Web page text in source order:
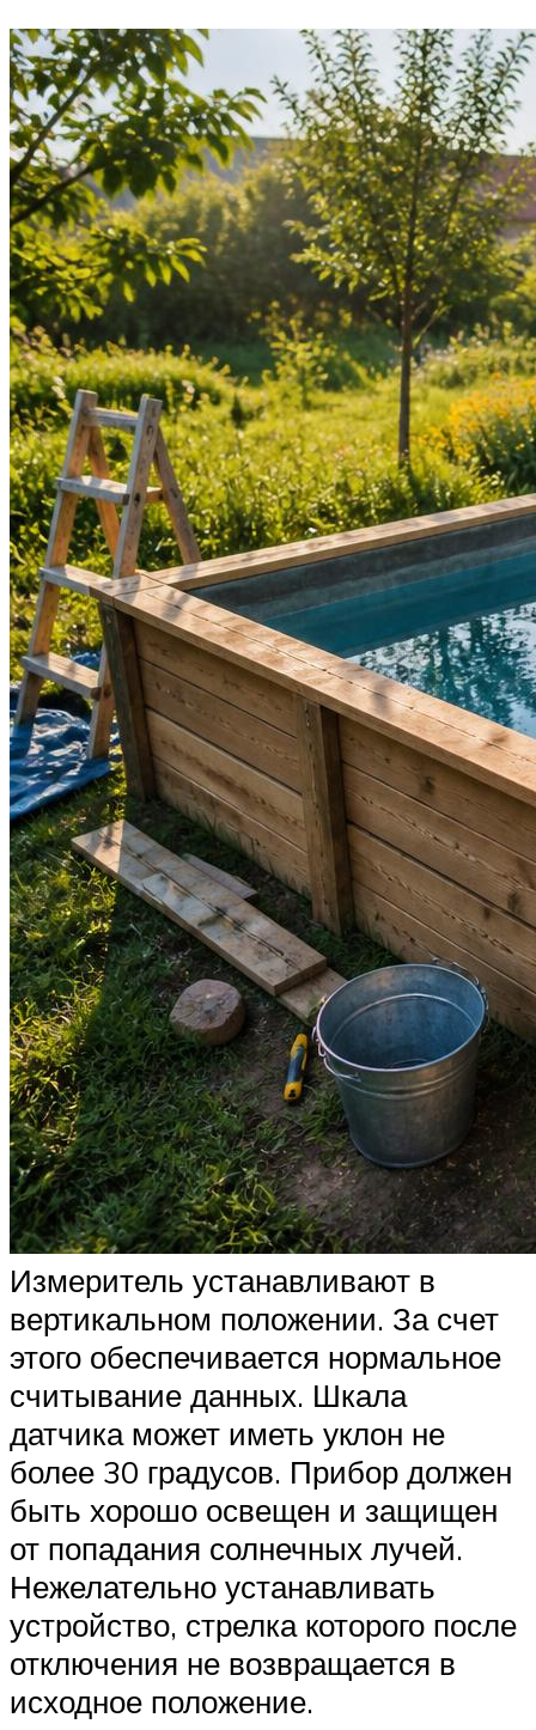
Измеритель устанавливают в
вертикальном положении. За счет
этого обеспечивается нормальное
считывание данных. Шкала
датчика может иметь уклон не
более 30 градусов. Прибор должен
быть хорошо освещен и защищен
от попадания солнечных лучей.
Нежелательно устанавливать
устройство, стрелка которого после
отключения не возвращается в
исходное положение.